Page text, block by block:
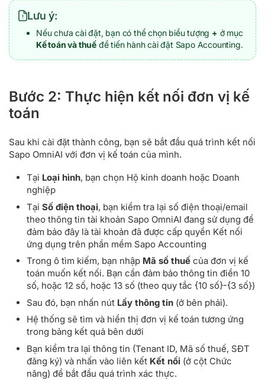
Lưu ý:
Nếu chưa cài đặt, bạn có thể chọn biểu tượng + ở mục
Kế toán và thuế để tiến hành cài đặt Sapo Accounting.
Bước 2: Thực hiện kết nối đơn vị kế
toán
Sau khi cài đặt thành công, bạn sẽ bắt đầu quá trình kết nối
Sapo OmniAI với đơn vị kế toán của mình.
Tại Loại hình, bạn chọn Hộ kinh doanh hoặc Doanh
nghiệp
Tại Số điện thoại, bạn kiểm tra lại số điện thoại/email
theo thông tin tài khoản Sapo OmniAI đang sử dụng để
đảm bảo đây là tài khoản đã được cấp quyền Kết nối
ứng dụng trên phần mềm Sapo Accounting
Trong ô tìm kiếm, bạn nhập Mã số thuế của đơn vị kế
toán muốn kết nối. Bạn cần đảm bảo thông tin điền 10
số, hoặc 12 số, hoặc 13 số (theo quy tắc {10 số}-{3 số})
Sau đó, bạn nhấn nút Lấy thông tin (ở bên phải).
Hệ thống sẽ tìm và hiển thị đơn vị kế toán tương ứng
trong bảng kết quả bên dưới
Bạn kiểm tra lại thông tin (Tenant ID, Mã số thuế, SĐT
đăng ký) và nhấn vào liên kết Kết nối (ở cột Chức
năng) để bắt đầu quá trình xác thực.